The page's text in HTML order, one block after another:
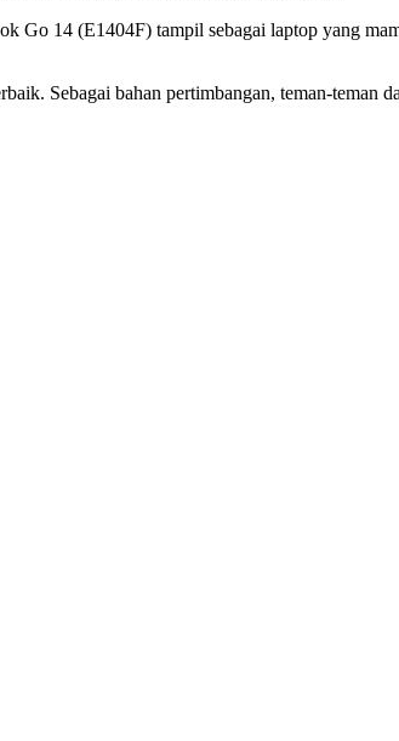
Go 14 (E1404F) tampil sebagai laptop yang
Sebagai bahan pertimbangan, teman-teman